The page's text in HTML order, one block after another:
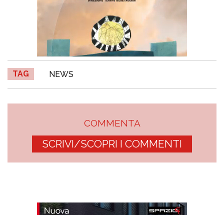
TAG NEWS
COMMENTA
SCRIVI/SCOPRI I COMMENTI